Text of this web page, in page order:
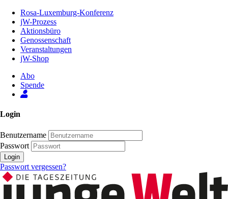
Inhalt
Seite
Rosa-Luxemburg-Konferenz
jW-Prozess
Aktionsbüro
Genossenschaft
Veranstaltungen
jW-Shop
Abo
Spende
Login
Benutzername
Passwort
Login
Passwort vergessen?